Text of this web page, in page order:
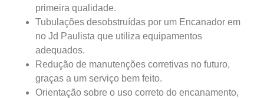
primeira qualidade.
Tubulações desobstruídas por um Encanador em
no Jd Paulista que utiliza equipamentos
adequados.
Redução de manutenções corretivas no futuro,
graças a um serviço bem feito.
Orientação sobre o uso correto do encanamento,